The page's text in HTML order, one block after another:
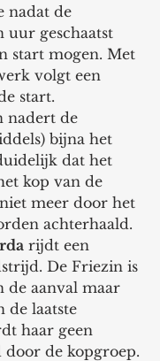
nadat de
uur geschaatst
start mogen. Met
volgt een
start.
nadert de
bijna het
dat het
kop van de
meer door het
achterhaald.
rijdt een
De Friezin is
aanval maar
de laatste
haar geen
de kopgroep.